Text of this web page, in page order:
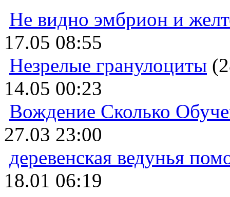
Не видно эмбрион и
17.05 08:55
Незрелые гранулоциты
14.05 00:23
Вождение Сколько
27.03 23:00
деревенская ведунья
18.01 06:19